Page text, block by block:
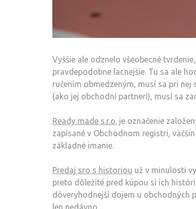
Vyššie ale odznelo všeobecné
pravdepodobne lacnejšie. Tu sa ale
ručením obmedzeným, musí sa pri
(ako jej obchodní partneri), musí sa
Ready made s.r.o. je označenie
zapísané v Obchodnom registri,
základné imanie.
Predaj sro s historiou už v minulosti
preto dôležité pred kúpou si ich
dôveryhodnejší dojem u obchodných
len nedávno.